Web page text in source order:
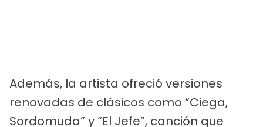
Además, la artista ofreció versiones
renovadas de clásicos como “Ciega,
Sordomuda” y “El Jefe”, canción que